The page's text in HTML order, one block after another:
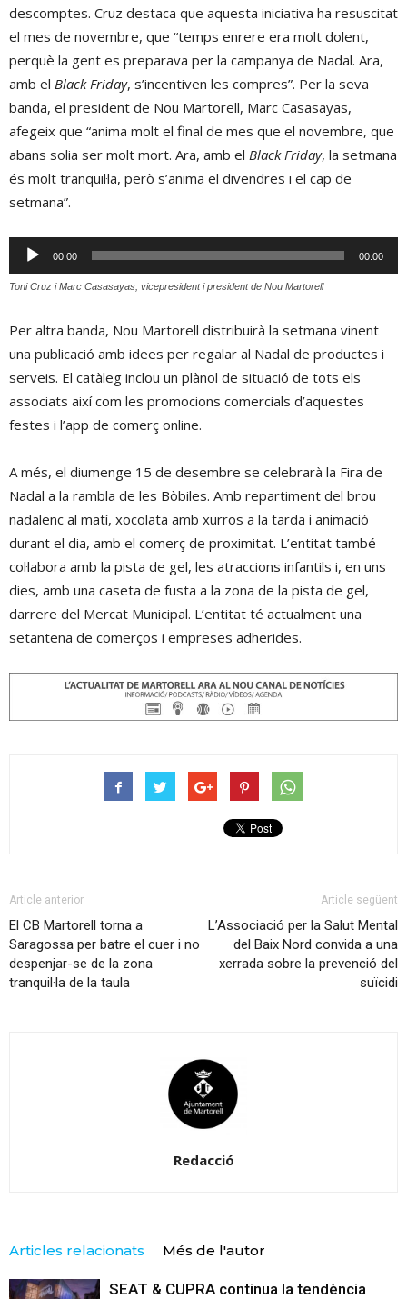
descomptes. Cruz destaca que aquesta iniciativa ha resuscitat
el mes de novembre, que “temps enrere era molt dolent,
perquè la gent es preparava per la campanya de Nadal. Ara,
amb el Black Friday, s’incentiven les compres”. Per la seva
banda, el president de Nou Martorell, Marc Casasayas,
afegeix que “anima molt el final de mes que el novembre, que
abans solia ser molt mort. Ara, amb el Black Friday, la setmana
és molt tranquil·la, però s’anima el divendres i el cap de
setmana”.
Reproductor
d'àudio
00:00 00:00
Toni Cruz i Marc Casasayas, vicepresident i president de Nou Martorell
Per altra banda, Nou Martorell distribuirà la setmana vinent
una publicació amb idees per regalar al Nadal de productes i
serveis. El catàleg inclou un plànol de situació de tots els
associats així com les promocions comercials d’aquestes
festes i l’app de comerç online.
A més, el diumenge 15 de desembre se celebrarà la Fira de
Nadal a la rambla de les Bòbiles. Amb repartiment del brou
nadalenc al matí, xocolata amb xurros a la tarda i animació
durant el dia, amb el comerç de proximitat. L’entitat també
col·labora amb la pista de gel, les atraccions infantils i, en uns
dies, amb una caseta de fusta a la zona de la pista de gel,
darrere del Mercat Municipal. L’entitat té actualment una
setantena de comerços i empreses adherides.
Article anterior
El CB Martorell torna a
Saragossa per batre el cuer i no
despenjar-se de la zona
tranquil·la de la taula
Article següent
L’Associació per la Salut Mental
del Baix Nord convida a una
xerrada sobre la prevenció del
suïcidi
Redacció
Articles relacionats Més de l'autor
SEAT & CUPRA continua la tendència